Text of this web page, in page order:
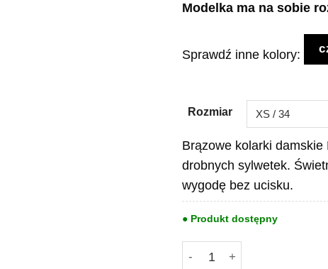
Modelka ma na sobie
Sprawdź inne kolory:
Rozmiar
Brązowe kolarki
drobnych sylwetek.
wygodę bez ucisku.
● Produkt dostępny